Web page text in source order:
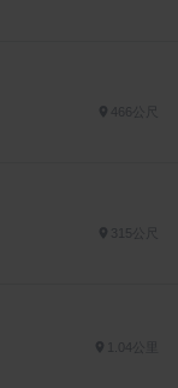
466公尺
315公尺
1.04公里